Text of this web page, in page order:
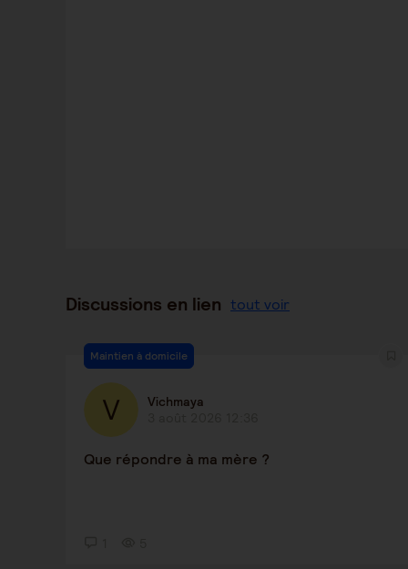
Discussions en lien tout voir
Maintien à domicile
Vichmaya
Que répondre à ma mère ?